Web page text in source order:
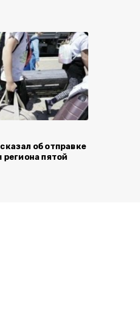
об отправке
региона пятой